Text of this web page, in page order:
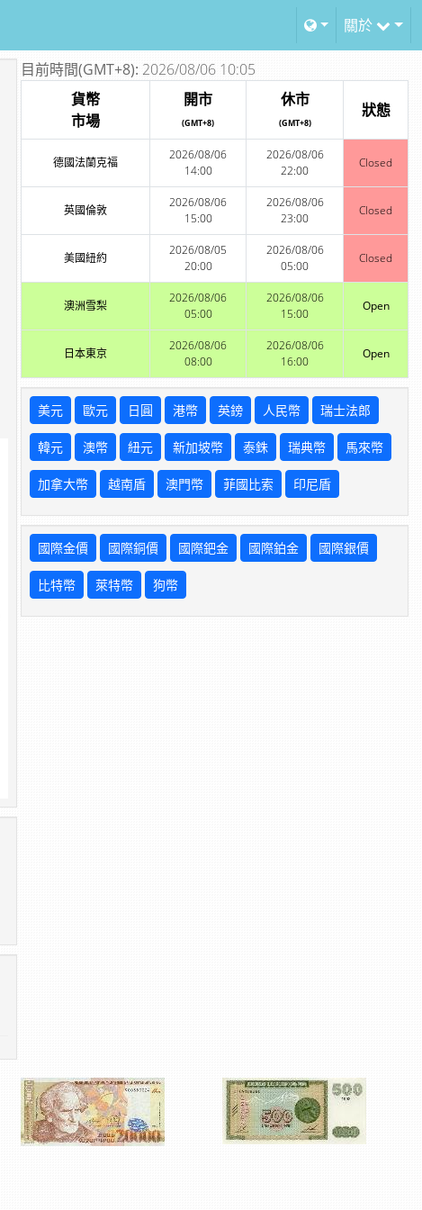
關於
目前時間(GMT+8): 2026/08/06 10:05
貨幣
市場
開市
(GMT+8)
休市
(GMT+8)
狀態
德國法蘭克福
2026/08/06
14:00
2026/08/06
22:00
Closed
英國倫敦
2026/08/06
15:00
2026/08/06
23:00
Closed
美國紐約
2026/08/05
20:00
2026/08/06
05:00
Closed
澳洲雪梨
2026/08/06
05:00
2026/08/06
15:00
Open
日本東京
2026/08/06
08:00
2026/08/06
16:00
Open
美元 歐元 日圓 港幣 英鎊 人民幣 瑞士法郎
韓元 澳幣 紐元 新加坡幣 泰銖 瑞典幣 馬來幣
加拿大幣 越南盾 澳門幣 菲國比索 印尼盾
國際金價 國際銅價 國際鈀金 國際鉑金 國際銀價
比特幣 萊特幣 狗幣